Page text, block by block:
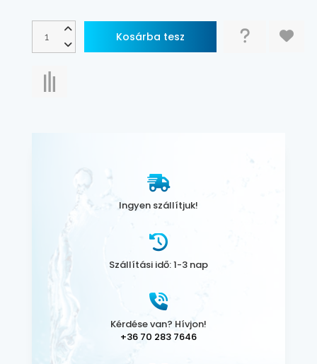
Ingyen szállítjuk!
Szállítási idő: 1-3 nap
Kérdése van? Hívjon!
+36 70 283 7646